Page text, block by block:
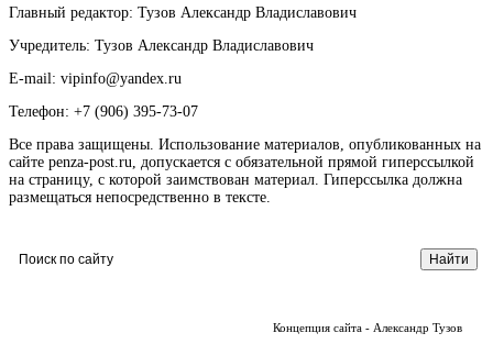
Главный редактор: Тузов Александр Владиславович
Учредитель: Тузов Александр Владиславович
E-mail: vipinfo@yandex.ru
Телефон: +7 (906) 395-73-07
Все права защищены. Использование материалов, опубликованных на
сайте penza-post.ru, допускается с обязательной прямой гиперссылкой
на страницу, с которой заимствован материал. Гиперссылка должна
размещаться непосредственно в тексте.
Концепция сайта - Александр Тузов